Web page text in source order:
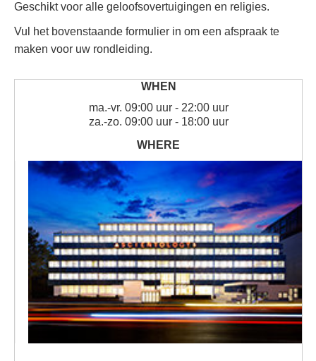
Geschikt voor alle geloofsovertuigingen en religies.
Vul het bovenstaande formulier in om een afspraak te
maken voor uw rondleiding.
ma.-vr. 09:00 uur - 22:00 uur
za.-zo. 09:00 uur - 18:00 uur